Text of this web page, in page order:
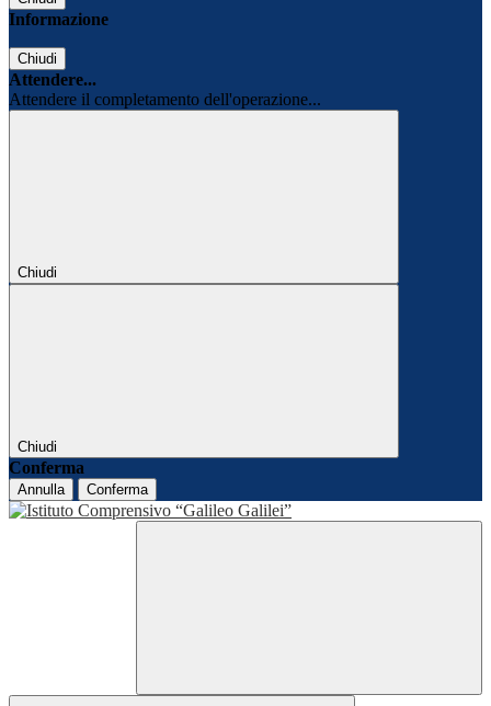
Informazione
Chiudi
Attendere...
Attendere il completamento dell'operazione...
Chiudi
Chiudi
Conferma
Annulla Conferma